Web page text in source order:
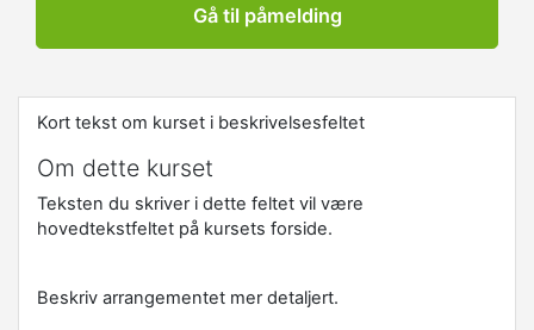
Gå til påmelding
Kort tekst om kurset i beskrivelsesfeltet
Om dette kurset
Teksten du skriver i dette feltet vil være
hovedtekstfeltet på kursets forside.
Beskriv arrangementet mer detaljert.